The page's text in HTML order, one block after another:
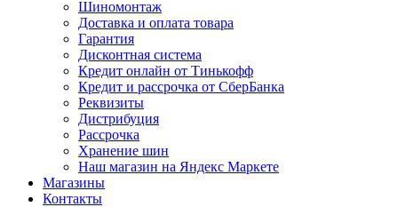
Шиномонтаж
Доставка и оплата товара
Гарантия
Дисконтная система
Кредит онлайн от Тинькофф
Кредит и рассрочка от СберБанка
Реквизиты
Дистрибуция
Рассрочка
Хранение шин
Наш магазин на Яндекс Маркете
Магазины
Контакты